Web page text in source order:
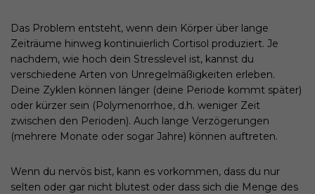
Das Problem entsteht, wenn dein Körper über lange
Zeiträume hinweg kontinuierlich Cortisol produziert. Je
nachdem, wie hoch dein Stresslevel ist, kannst du
verschiedene Arten von Unregelmäßigkeiten erleben.
Deine Zyklen können länger (deine Periode kommt später)
oder kürzer sein (Polymenorrhoe, d.h. weniger Zeit
zwischen den Perioden). Auch lange Verzögerungen
(mehrere Monate oder sogar Jahre) können auftreten.
Wenn du nervös bist, kann es vorkommen, dass du nur
selten oder gar nicht blutest oder dass sich die Menge des